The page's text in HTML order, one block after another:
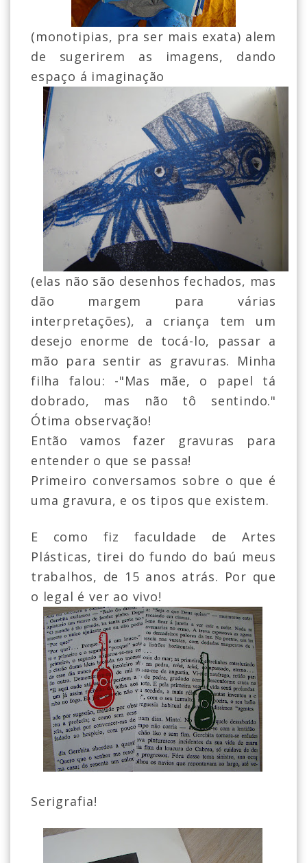
(monotipias, pra ser mais exata) alem
de sugerirem as imagens, dando
espaço á imaginação
(elas não são desenhos fechados, mas
dão margem para várias
interpretações), a criança tem um
desejo enorme de tocá-lo, passar a
mão para sentir as gravuras. Minha
filha falou: -"Mas mãe, o papel tá
dobrado, mas não tô sentindo."
Ótima observação!
Então vamos fazer gravuras para
entender o que se passa!
Primeiro conversamos sobre o que é
uma gravura, e os tipos que existem.
E como fiz faculdade de Artes
Plásticas, tirei do fundo do baú meus
trabalhos, de 15 anos atrás. Por que
o legal é ver ao vivo!
Serigrafia!